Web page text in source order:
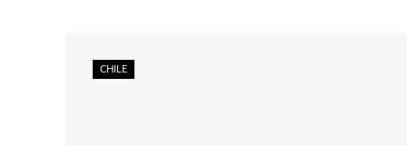
CHILE